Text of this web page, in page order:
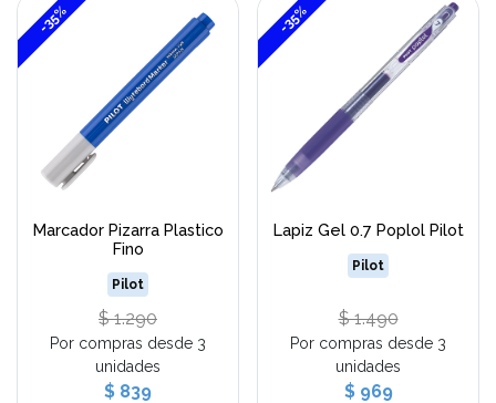
-35%
Marcador Pizarra Plastico
Fino
Pilot
$ 1.290
Por compras desde 3
unidades
$ 839
-35%
Lapiz Gel 0.7 Poplol Pilot
Pilot
$ 1.490
Por compras desde 3
unidades
$ 969